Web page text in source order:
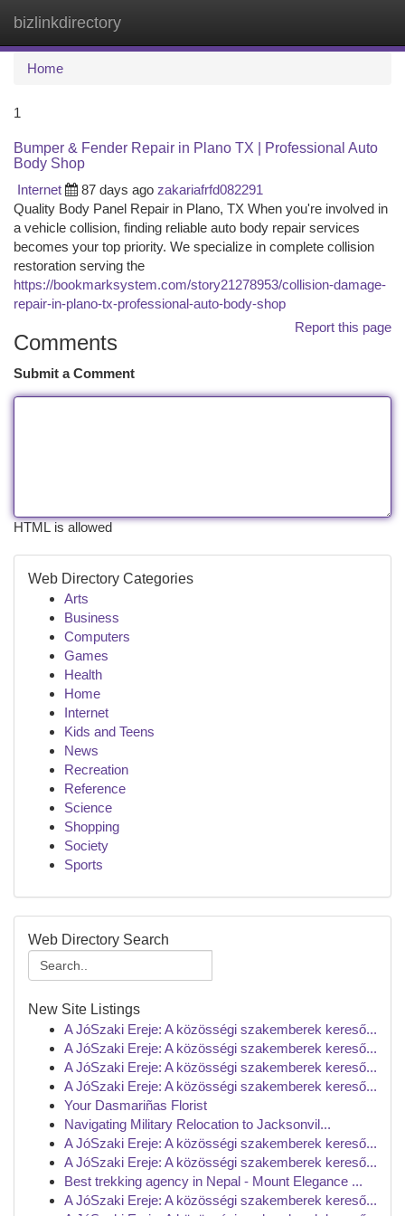
bizlinkdirectory
Home
1
Bumper & Fender Repair in Plano TX | Professional Auto
Body Shop
Internet
87 days ago zakariafrfd082291
Quality Body Panel Repair in Plano, TX When you're involved in
a vehicle collision, finding reliable auto body repair services
becomes your top priority. We specialize in complete collision
restoration serving the
https://bookmarksystem.com/story21278953/collision-damage-
repair-in-plano-tx-professional-auto-body-shop
Report this page
Comments
Submit a Comment
HTML is allowed
Web Directory Categories
Arts
Business
Computers
Games
Health
Home
Internet
Kids and Teens
News
Recreation
Reference
Science
Shopping
Society
Sports
Web Directory Search
New Site Listings
A JóSzaki Ereje: A közösségi szakemberek kereső...
A JóSzaki Ereje: A közösségi szakemberek kereső...
A JóSzaki Ereje: A közösségi szakemberek kereső...
A JóSzaki Ereje: A közösségi szakemberek kereső...
Your Dasmariñas Florist
Navigating Military Relocation to Jacksonvil...
A JóSzaki Ereje: A közösségi szakemberek kereső...
A JóSzaki Ereje: A közösségi szakemberek kereső...
Best trekking agency in Nepal - Mount Elegance ...
A JóSzaki Ereje: A közösségi szakemberek kereső...